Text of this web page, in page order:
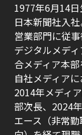
1977年6月14
日本新聞社入
営業部門に従
デジタルメデ
合メディア本
自社メディア
2014年メディ
部次長、2024
エース（非常